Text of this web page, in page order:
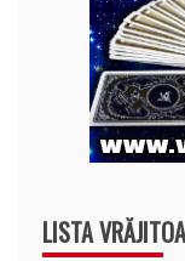
LISTA